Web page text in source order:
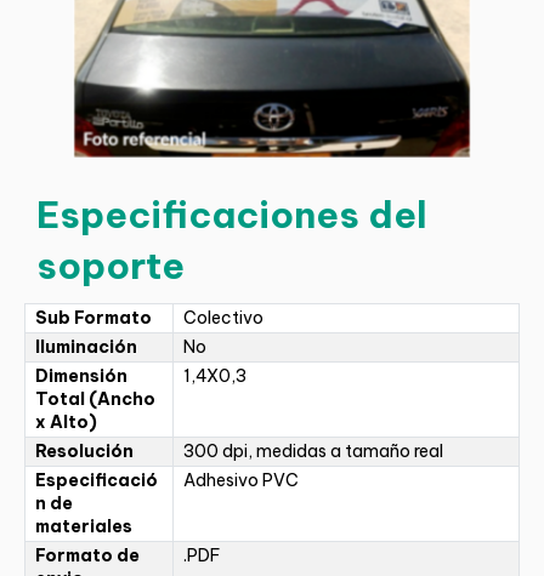
Especificaciones del
soporte
Sub Formato
Colectivo
Iluminación
No
Dimensión
Total (Ancho
x Alto)
1,4X0,3
Resolución
300 dpi, medidas a tamaño real
Especificació
n de
materiales
Adhesivo PVC
Formato de
.PDF